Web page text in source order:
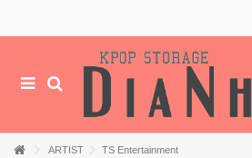
ARTIST TS Entertainment